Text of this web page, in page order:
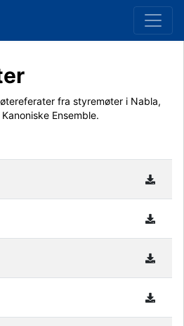
fra styremøter i Nabla,
Ensemble.